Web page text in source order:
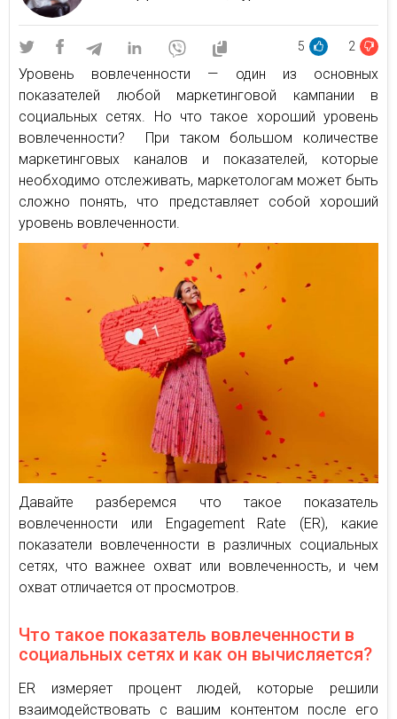
5 2
Уровень вовлеченности — один из основных
показателей любой маркетинговой кампании в
социальных сетях. Но что такое хороший уровень
вовлеченности? При таком большом количестве
маркетинговых каналов и показателей, которые
необходимо отслеживать, маркетологам может быть
сложно понять, что представляет собой хороший
уровень вовлеченности.
Давайте разберемся что такое показатель
вовлеченности или Engagement Rate (ER), какие
показатели вовлеченности в различных социальных
сетях, что важнее охват или вовлеченность, и чем
охват отличается от просмотров.
Что такое показатель вовлеченности в
социальных сетях и как он вычисляется?
ER измеряет процент людей, которые решили
взаимодействовать с вашим контентом после его